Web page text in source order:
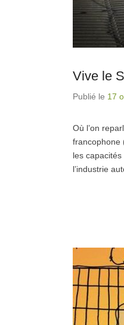
Vive le
Publié le 17
Où l’on
francophone
les
l’industrie